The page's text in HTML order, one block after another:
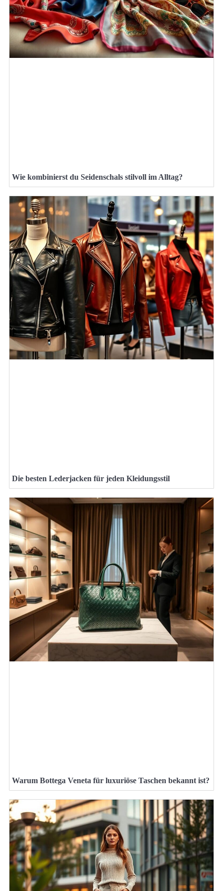
Wie kombinierst du Seidenschals stilvoll im Alltag?
Die besten Lederjacken für jeden Kleidungsstil
Warum Bottega Veneta für luxuriöse Taschen bekannt ist?